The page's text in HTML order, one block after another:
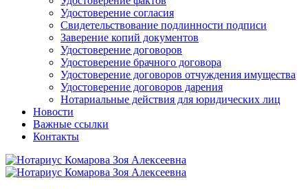
Удостоверение согласия
Свидетельствование подлинности подписи
Заверение копий документов
Удостоверение договоров
Удостоверение брачного договора
Удостоверение договоров отчуждения имущества
Удостоверение договоров дарения
Нотариальные действия для юридических лиц
Новости
Важные ссылки
Контакты